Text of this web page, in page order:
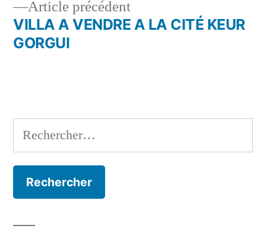
de
l’article
Article précédentArticle
précédent :
VILLA A VENDRE A LA CITÉ KEUR
GORGUI
Rechercher :